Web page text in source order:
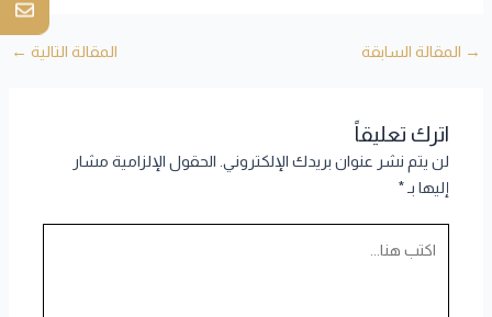
→ المقالة السابقة المقالة التالية ←
اترك تعليقاً
لن يتم نشر عنوان بريدك الإلكتروني. الحقول الإلزامية مشار
إليها بـ*